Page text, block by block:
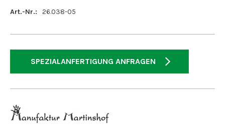
Art.-Nr.: 26.038-05
SPEZIALANFERTIGUNG ANFRAGEN